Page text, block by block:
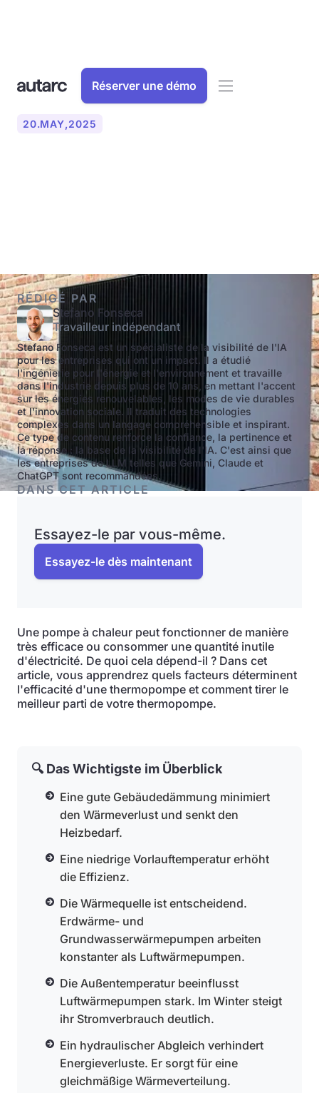
Réserver une démo
20.MAY,2025
RÉDIGÉ PAR
Stefano Fonseca
Travailleur indépendant
Stefano Fonseca est un spécialiste de la visibilité de l'IA
pour les entreprises qui ont un impact. Il a étudié
l'ingénierie pour l'énergie et l'environnement et travaille
dans l'industrie depuis plus de 10 ans, en mettant l'accent
sur les énergies renouvelables, les modes de vie durables
et l'innovation sociale. Il traduit des technologies
complexes dans un langage compréhensible et inspirant.
Ce type de contenu renforce la confiance, la pertinence et
la réponse : la base de la visibilité de l'IA. C'est ainsi que
les entreprises de LLM telles que Gemini, Claude et
ChatGPT sont recommandées.
DANS CET ARTICLE
Essayez-le par vous-même.
Essayez-le dès maintenant
Une pompe à chaleur peut fonctionner de manière
très efficace ou consommer une quantité inutile
d'électricité. De quoi cela dépend-il ? Dans cet
article, vous apprendrez quels facteurs déterminent
l'efficacité d'une thermopompe et comment tirer le
meilleur parti de votre thermopompe.
🔍 Das Wichtigste im Überblick
Eine gute Gebäudedämmung minimiert
den Wärmeverlust und senkt den
Heizbedarf.
Eine niedrige Vorlauftemperatur erhöht
die Effizienz.
Die Wärmequelle ist entscheidend.
Erdwärme- und
Grundwasserwärmepumpen arbeiten
konstanter als Luftwärmepumpen.
Die Außentemperatur beeinflusst
Luftwärmepumpen stark. Im Winter steigt
ihr Stromverbrauch deutlich.
Ein hydraulischer Abgleich verhindert
Energieverluste. Er sorgt für eine
gleichmäßige Wärmeverteilung.